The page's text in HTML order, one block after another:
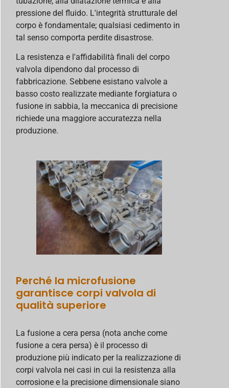
pressione del fluido. L'integrità strutturale del
corpo è fondamentale; qualsiasi cedimento in
tal senso comporta perdite disastrose.
La resistenza e l'affidabilità finali del corpo
valvola dipendono dal processo di
fabbricazione. Sebbene esistano valvole a
basso costo realizzate mediante forgiatura o
fusione in sabbia, la meccanica di precisione
richiede una maggiore accuratezza nella
produzione.
Perché la microfusione
garantisce corpi valvola di
qualità superiore
La fusione a cera persa (nota anche come
fusione a cera persa) è il processo di
produzione più indicato per la realizzazione di
corpi valvola nei casi in cui la resistenza alla
corrosione e la precisione dimensionale siano